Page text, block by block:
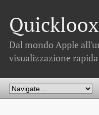
Quickloox
Dal mondo Apple
visualizzazione